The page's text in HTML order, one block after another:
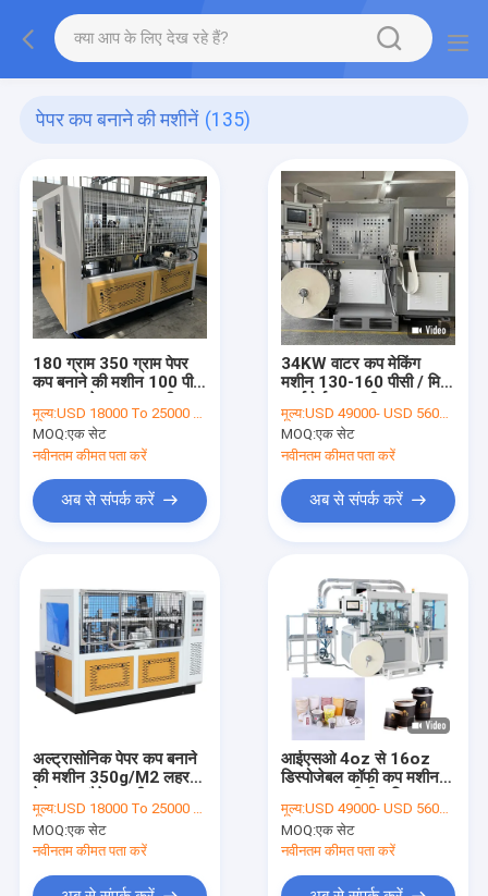
पेपर कप बनाने की मशीनें (135)
180 ग्राम 350 ग्राम पेपर
कप बनाने की मशीन 100 पीसी
मशीन
मूल्य:USD 18000 To 25000 Per Set
MOQ:एक सेट
नवीनतम कीमत पता करें
अब से संपर्क करें
34KW वाटर कप मेकिंग
मशीन 130-160 पीसी / मिन
मूल्य:USD 49000- USD 56000 / set
MOQ:एक सेट
नवीनतम कीमत पता करें
अब से संपर्क करें
अल्ट्रासोनिक पेपर कप बनाने
की मशीन 350g/M2 लहर
मूल्य:USD 18000 To 25000 Per Set
MOQ:एक सेट
नवीनतम कीमत पता करें
आईएसओ 4oz से 16oz
डिस्पोजेबल कॉफी कप मशीन
मूल्य:USD 49000- USD 56000 / set
MOQ:एक सेट
नवीनतम कीमत पता करें